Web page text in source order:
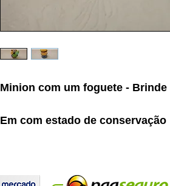
Minion com um foguete -
Em com estado de conservação